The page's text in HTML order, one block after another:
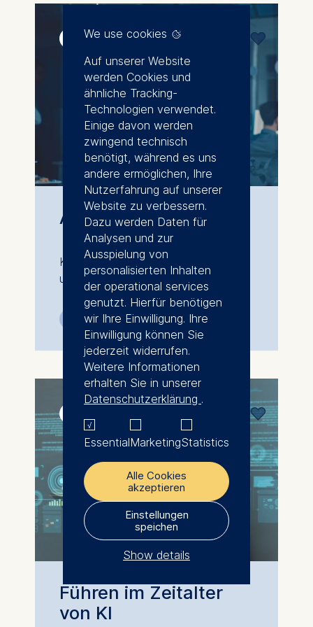
17. November 2026
AI for Managers
KI-Konzepte, Anwendungen und
unternehmerische Relevanz
Face-to-face 4 Tage
Führen im Zeitalter
von KI
We use cookies
Auf unserer Website
werden Cookies und
ähnliche Tracking-
Technologien verwendet.
Einige davon werden
zwingend technisch
benötigt, während es uns
andere ermöglichen, Ihre
Nutzerfahrung auf unserer
Website zu verbessern.
Dazu werden Daten für
Analysen und zur
Ausspielung von
personalisierten Inhalten
der operational services
genutzt. Hierfür benötigen
wir Ihre Einwilligung. Ihre
Einwilligung können Sie
jederzeit widerrufen.
Weitere Informationen
erhalten Sie in unserer
Datenschutzerklärung .
EssentialMarketingStatistics
Alle Cookies
akzeptieren
Einstellungen
speichen
Show details
The controller responsible
for data processing is